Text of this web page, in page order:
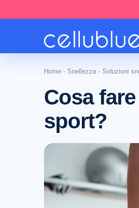
Home - Snellezza - Soluzioni
Cosa
sport?